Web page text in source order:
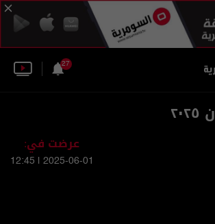
27
عرضت في:
2025-06-01 | 12:45